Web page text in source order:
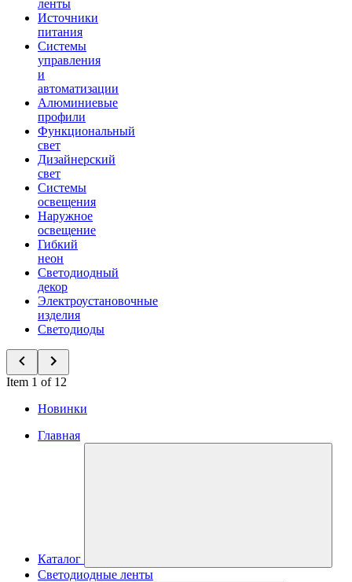
ленты
Источники
питания
Системы
управления
и
автоматизации
Алюминиевые
профили
Функциональный
свет
Дизайнерский
свет
Системы
освещения
Наружное
освещение
Гибкий
неон
Светодиодный
декор
Электроустановочные
изделия
Светодиоды
Item 1 of 12
Новинки
Главная
Каталог
Светодиодные ленты